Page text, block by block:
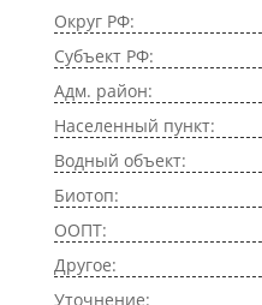
Округ РФ:
Субъект РФ:
Адм. район:
Населенный пункт:
Водный объект:
Биотоп:
ООПТ:
Другое:
Уточнение: